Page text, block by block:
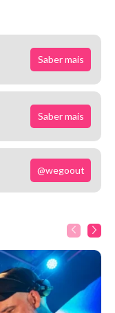
Saber mais
Saber mais
@wegoout